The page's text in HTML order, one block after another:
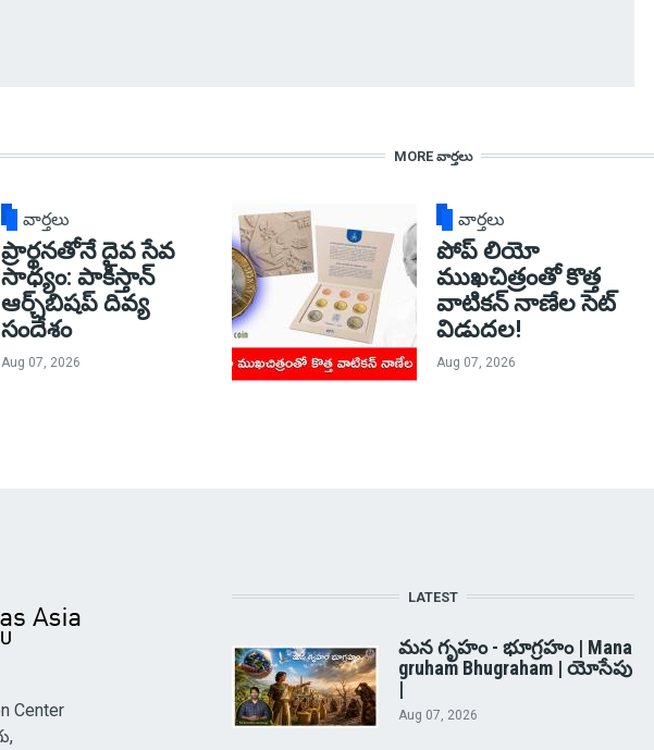
MORE వార్తలు
వార్తలు
ప్రార్థనతోనే దైవ సేవ
సాధ్యం: పాకిస్తాన్‌
ఆర్చ్‌బిషప్ దివ్య
సందేశం
Aug 07, 2026
వార్తలు
పోప్ లియో
ముఖచిత్రంతో కొత్త
వాటికన్ నాణేల సెట్
విడుదల!
Aug 07, 2026
Center
LATEST
మన గృహం - భూగ్రహం | Mana
gruham Bhugraham | యోసేపు
|
Aug 07, 2026